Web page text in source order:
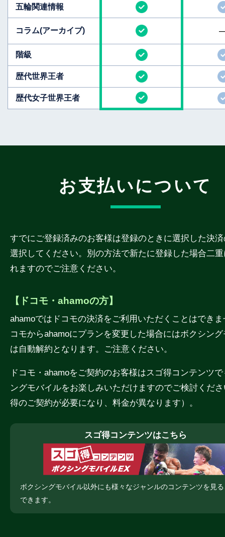
五輪関連情報
コラム(アーカイブ)
階級
歴代世界王者
歴代女子世界王者
お支払いについて
すでにご登録済みのお客様は登録のときに選択した決
選択してください。別の方法で新たに登録した場合二
れますのでご注意ください。
【ドコモ・ahamoの方】
ahamoではドコモの決済をご利用いただくことはでき
コモからahamoにプランを変更した場合にはボクシン
は自動解約となります。ご注意ください。
ドコモ・ahamoをご契約のお客様はスゴ得コンテンツ
ングモバイルをお楽しみいただけますのでご検討くだ
得のご契約が必要になり、料金が異なります）。
スゴ得コンテンツはこちら
ボクシングモバイル以外にも様々なジャンルのコンテンツを見
できます。